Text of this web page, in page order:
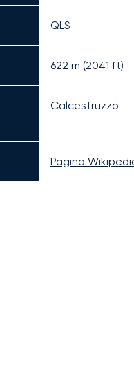
QLS
622 m (2041 ft)
Calcestruzzo
Pagina